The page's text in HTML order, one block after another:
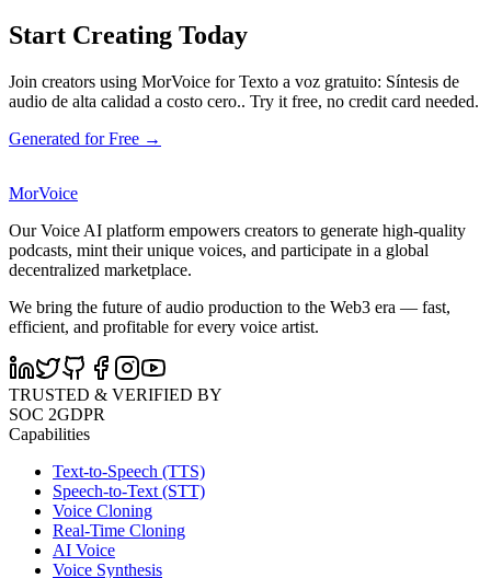
Start Creating Today
Join creators using MorVoice for Texto a voz gratuito: Síntesis de
audio de alta calidad a costo cero.. Try it free, no credit card needed.
Generated for Free →
MorVoice
Our Voice AI platform empowers creators to generate high-quality
podcasts, mint their unique voices, and participate in a global
decentralized marketplace.
We bring the future of audio production to the Web3 era — fast,
efficient, and profitable for every voice artist.
TRUSTED & VERIFIED BY
SOC 2GDPR
Capabilities
Text-to-Speech (TTS)
Speech-to-Text (STT)
Voice Cloning
Real-Time Cloning
AI Voice
Voice Synthesis